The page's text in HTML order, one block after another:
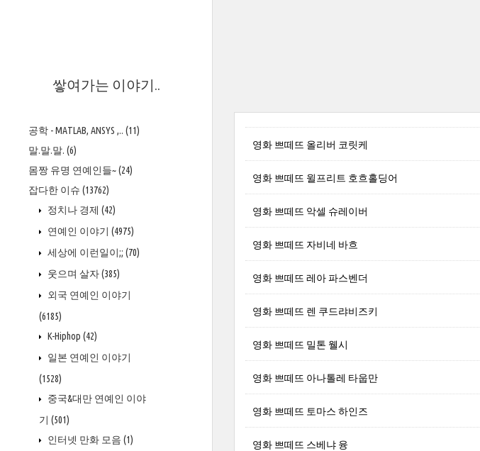
쌓여가는 이야기..
공학 - MATLAB, ANSYS ,.. (11)
말.말.말. (6)
몸짱 유명 연예인들~(24)
잡다한 이슈 (13762)
정치나 경제 (42)
연예인 이야기 (4975)
세상에 이런일이;; (70)
웃으며 살자(385)
외국 연예인 이야기
(6185)
K-Hiphop (42)
일본 연예인 이야기
(1528)
중국&대만 연예인 이야
기 (501)
인터넷 만화 모음 (1)
영화 쁘떼뜨 올리버 코릿케
영화 쁘떼뜨 윌프리트 호흐홀딩어
영화 쁘떼뜨 악셀 슈레이버
영화 쁘떼뜨 자비네 바흐
영화 쁘떼뜨 레아 파스벤더
영화 쁘떼뜨 렌 쿠드랴비즈키
영화 쁘떼뜨 밀톤 웰시
영화 쁘떼뜨 아나톨레 타웁만
영화 쁘떼뜨 토마스 하인즈
영화 쁘떼뜨 스베냐 융